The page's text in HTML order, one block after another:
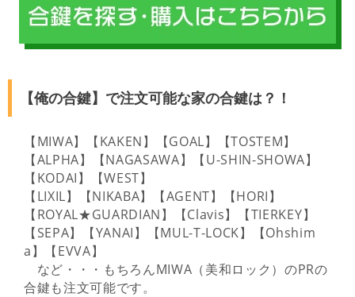
【俺の合鍵】で注文可能な家の合鍵は？！
【MIWA】【KAKEN】【GOAL】【TOSTEM】
【ALPHA】【NAGASAWA】【U-SHIN-SHOWA】
【KODAI】【WEST】
【LIXIL】【NIKABA】【AGENT】【HORI】
【ROYAL★GUARDIAN】【Clavis】【TIERKEY】
【SEPA】【YANAI】【MUL-T-LOCK】【Ohshim
a】【EVVA】
など・・・もちろんMIWA（美和ロック）のPRの
合鍵も注文可能です。